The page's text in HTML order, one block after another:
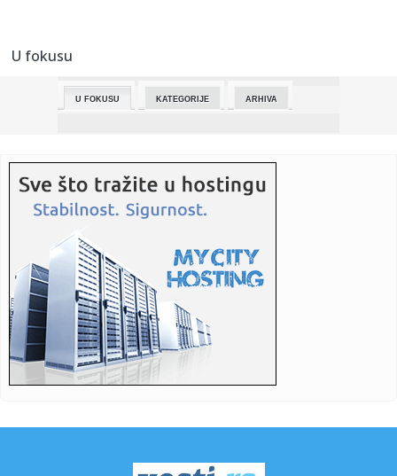
23:26:
23:26: DR Kongo: Potvrđen 71 novi slučaj ebole za 24 sata
23:25:Bizarna prevara žene (37): Glumila djevojčicu od 12 godina,
htj...
23:25:Četiri stvari koje djeca nikada ne opraštaju roditeljima
23:23:Kako putovati odgovornije kada vam automobil nije
potreban svakog...
23:23:Od Bitcoina do blockchaina: Ključni kripto termini i šta
znače
U fokusu
U FOKUSU KATEGORIJE ARHIVA